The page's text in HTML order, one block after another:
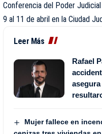
Conferencia del Poder
9 al 11 de abril en la Ciudad
Leer Más
Rafael
Mujer fallece en